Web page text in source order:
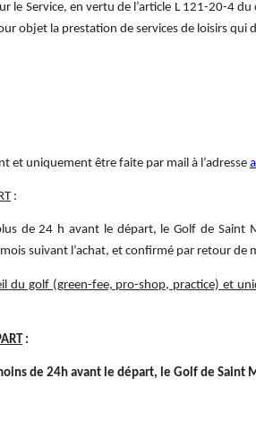
le Service, en vertu de l’article L 121-20-4
objet la prestation de services de loisirs
et uniquement être faite par mail à l’adresse
:
de 24 h avant le départ, le Golf de
suivant l’achat, et confirmé par retour de
du golf (green-fee, pro-shop, practice) et
:
de 24h avant le départ, le Golf de